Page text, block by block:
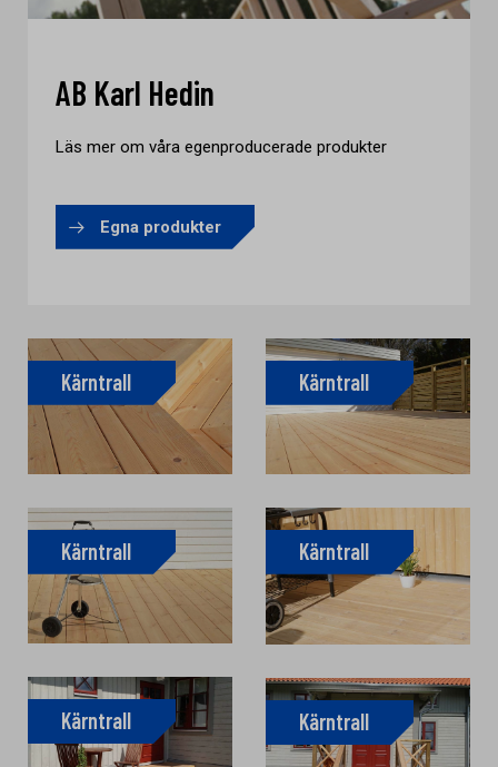
AB Karl Hedin
Läs mer om våra egenproducerade produkter
Egna produkter
Kärntrall Kärntrall
Kärntrall Kärntrall
Kärntrall Kärntrall